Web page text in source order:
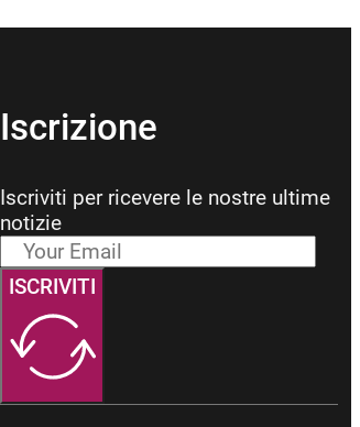
Iscrizione
Iscriviti per ricevere le nostre ultime
notizie
ISCRIVITI